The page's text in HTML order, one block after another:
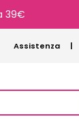
39€
Assistenza |